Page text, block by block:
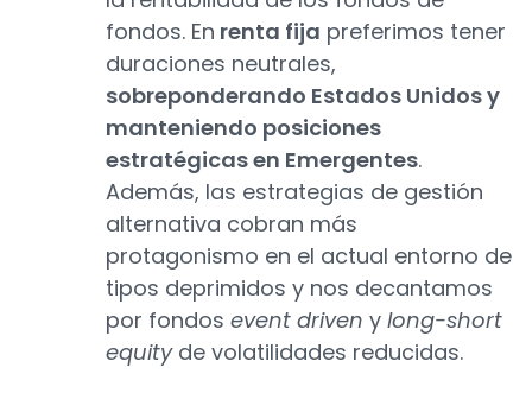
fondos. En renta fija preferimos tener
duraciones neutrales,
sobreponderando Estados Unidos y
manteniendo posiciones
estratégicas en Emergentes.
Además, las estrategias de gestión
alternativa cobran más
protagonismo en el actual entorno de
tipos deprimidos y nos decantamos
por fondos event driven y long-short
equityde volatilidades reducidas.